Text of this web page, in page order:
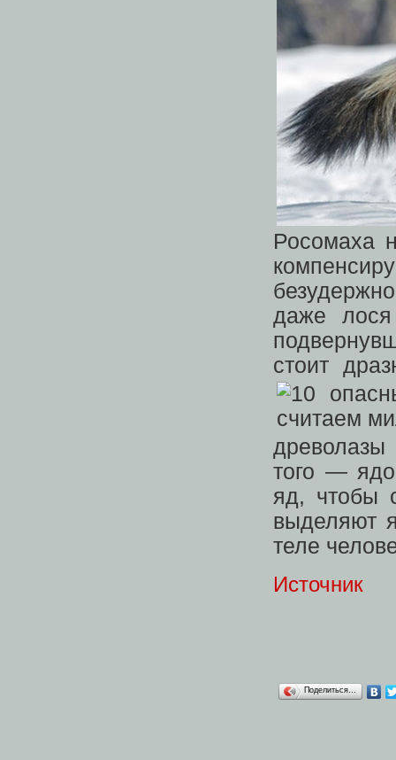
Росомаха
даже
стоит
древолазы
того —
яд, чтобы
выделяют
теле
Источник
Поделиться…